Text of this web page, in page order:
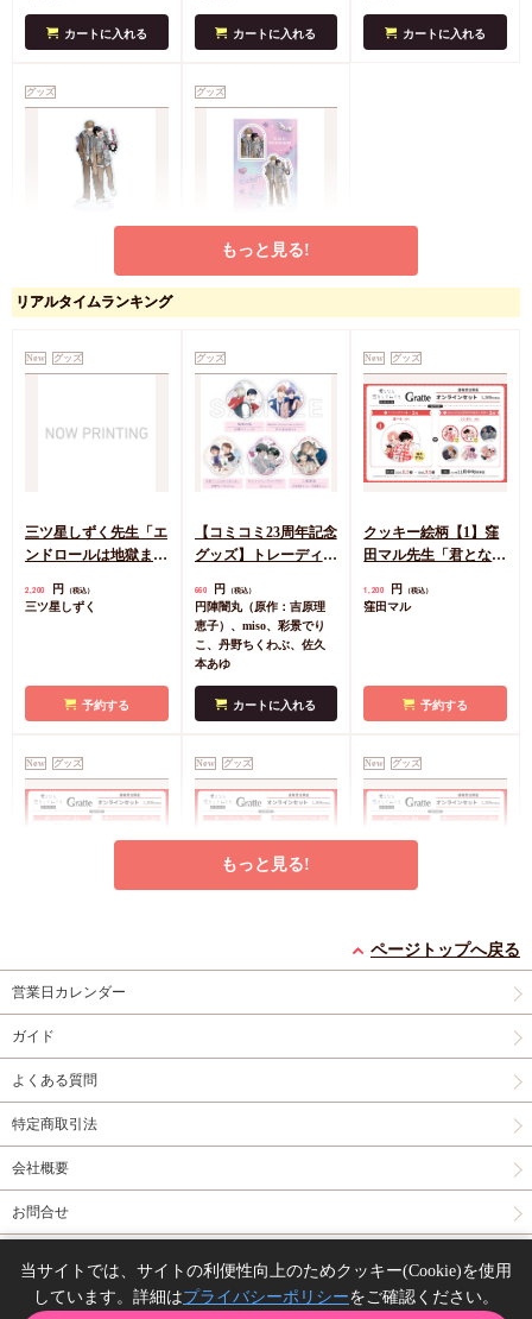
カートに入れる カートに入れる カートに入れる
グッズ
懸けダミーロマンス」
01/三好 夕星&朝井出
ト)
円
グッズ
けダミーロマンス」
ト)
円
カートに入れる
もっと見る!
リアルタイムランキング
New グッズ
三ツ星しずく先生「エ
ンドロールは地獄まで
ズ 小犬丸嵐サイン入
2,200 円 （税込）
三ツ星しずく
予約する
グッズ
【コミコミ23周年記念
グッズ】トレーディン
＜B＞（全5種）
660 円 （税込）
円陣闇丸（原作：吉原理
恵子）、miso、彩景でり
こ、丹野ちくわぶ、佐久
本あゆ
カートに入れる
New グッズ
クッキー絵柄【1】窪
田マル先生「君となら
記念Gratte オンライン
ンダム））
1,200 円 （税込）
窪田マル
予約する
New グッズ
恋をしてみても」完結
記念Gratte オンライン
セット（有償特典アク
6種ランダム））
1,200 円（税込）
窪田マル
New グッズ
窪田マル
New グッズ
クッキー絵柄【4】窪
田マル先生「君となら
窪田マル
アクリルアートボード
(A5サイズ)「イケない
【コミコミ23周年記念
グッズ】トレーディン
アクリルスタンド「と
とふみ先生」01/「伝
もっと見る!
ページトップへ戻る
営業日カレンダー
ガイド
よくある質問
特定商取引法
会社概要
お問合せ
Copyright(C) comicomi studio. All right reserved.
当サイトでは、サイトの利便性向上のためクッキー(Cookie)を使用
しています。詳細はプライバシーポリシーをご確認ください。